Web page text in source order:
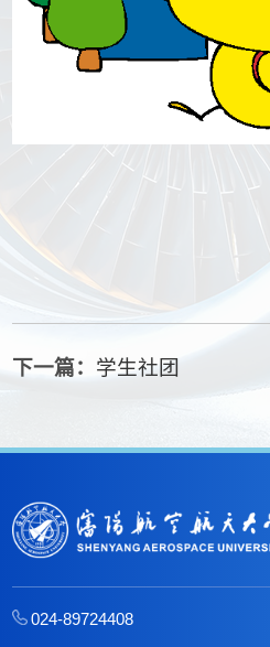
下一篇： 学生社团
024-89724408